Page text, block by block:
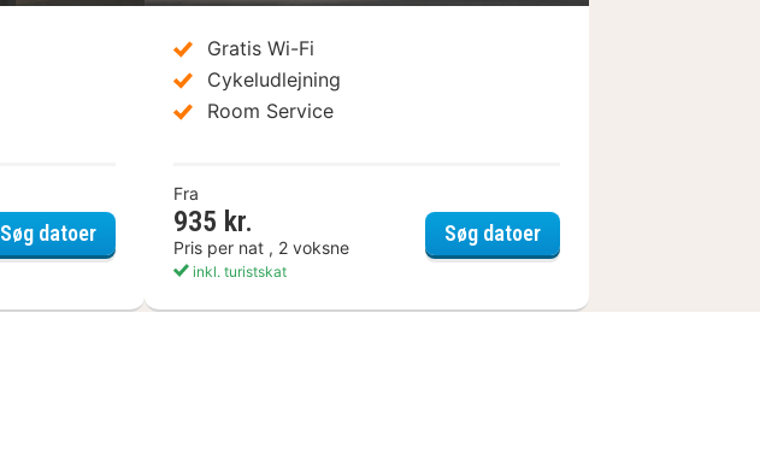
Søg datoerMotel One Lübeck
Gratis Wi-Fi
Cykeludlejning
Room Service
Fra
935 kr.
Pris per nat , 2 voksne
inkl. turistskat
Søg datoerHotel an der